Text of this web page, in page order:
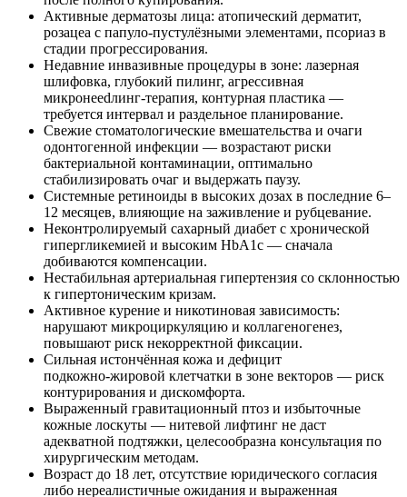
Активные дерматозы лица: атопический дерматит,
розацеа с папуло‑пустулёзными элементами, псориаз в
стадии прогрессирования.
Недавние инвазивные процедуры в зоне: лазерная
шлифовка, глубокий пилинг, агрессивная
микронeedлинг‑терапия, контурная пластика —
требуется интервал и раздельное планирование.
Свежие стоматологические вмешательства и очаги
одонтогенной инфекции — возрастают риски
бактериальной контаминации, оптимально
стабилизировать очаг и выдержать паузу.
Системные ретиноиды в высоких дозах в последние 6–
12 месяцев, влияющие на заживление и рубцевание.
Неконтролируемый сахарный диабет с хронической
гипергликемией и высоким HbA1c — сначала
добиваются компенсации.
Нестабильная артериальная гипертензия со склонностью
к гипертоническим кризам.
Активное курение и никотиновая зависимость:
нарушают микроциркуляцию и коллагеногенез,
повышают риск некорректной фиксации.
Сильная истончённая кожа и дефицит
подкожно‑жировой клетчатки в зоне векторов — риск
контурирования и дискомфорта.
Выраженный гравитационный птоз и избыточные
кожные лоскуты — нитевой лифтинг не даст
адекватной подтяжки, целесообразна консультация по
хирургическим методам.
Возраст до 18 лет, отсутствие юридического согласия
либо нереалистичные ожидания и выраженная